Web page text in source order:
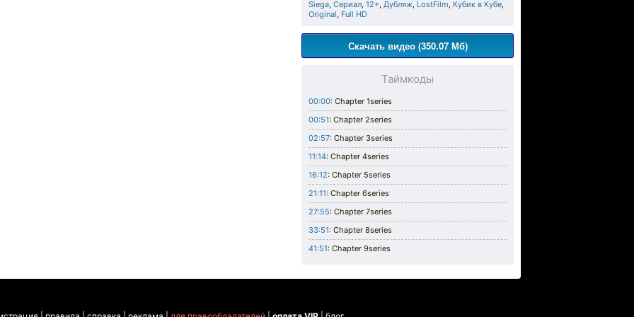
Siega, Сериал, 12+, Дубляж, LostFilm, Кубик в Кубе,
Original, Full HD
Скачать видео (350.07 Мб)
Таймкоды
00:00: Chapter 1series
00:51: Chapter 2series
02:57: Chapter 3series
11:14: Chapter 4series
16:12: Chapter 5series
21:11: Chapter 6series
27:55: Chapter 7series
33:51: Chapter 8series
41:51: Chapter 9series